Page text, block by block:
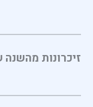
זיכרונות